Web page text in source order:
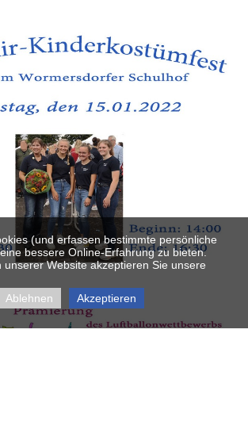
(und erfassen bestimmte persönliche
bessere Online-Erfahrung zu bieten.
unserer Website akzeptieren Sie unsere
Ablehnen
Akzeptieren